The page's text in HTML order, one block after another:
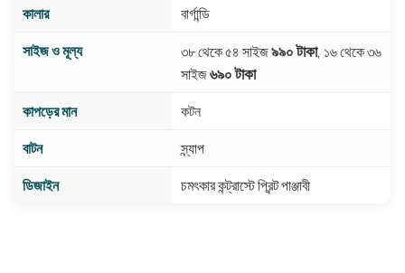
কালার
বার্গান্ডি
সাইজ ও মূল্য
৩৮ থেকে ৫৪ সাইজ৯৯০ টাকা, ১৬ থেকে ৩৬
সাইজ৬৯০ টাকা
কাপড়ের মান
কটন
বাটন
স্ন্যাপ
ডিজাইন
চমৎকার কন্ট্রাস্টে প্রিন্ট পাঞ্জাবী